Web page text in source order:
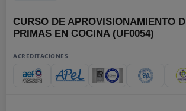
CURSO DE APROVISIONAMIENTO
PRIMAS EN COCINA (UF0054)
ACREDITACIONES